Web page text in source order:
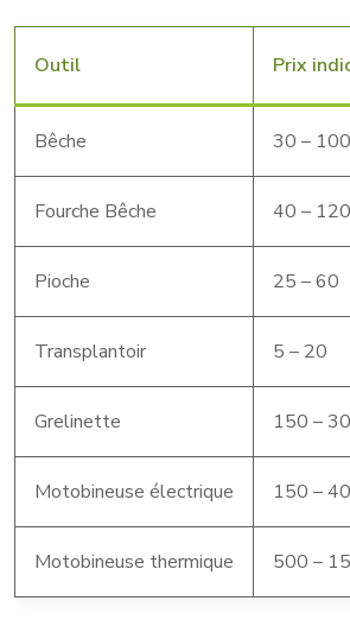
Outil Prix
Bêche 30 – 100
Fourche Bêche 40 – 120
Pioche 25 – 60
Transplantoir 5 – 20
Grelinette 150 –
Motobineuse électrique 150 –
Motobineuse thermique 500 –